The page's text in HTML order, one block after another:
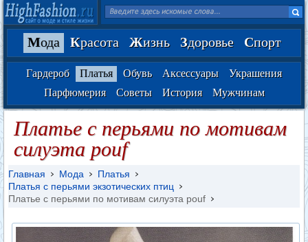
Мода Красота Жизнь Здоровье Спорт
Гардероб Платья Обувь Аксессуары
Украшения
Парфюмерия
Советы История Мужчинам
Платье с перьями по мотивам
силуэта pouf
Главная Мода
Платья
Платья с перьями экзотических птиц
Платье с перьями по мотивам силуэта pouf